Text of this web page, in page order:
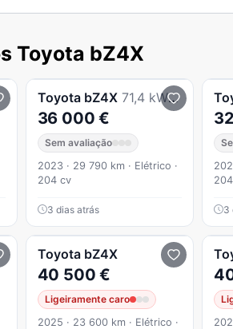
Toyota bZ4X
Toyota bZ4X 71,4 kWh Premium Limited
36 000 €
Sem avaliação
2023 · 29 790 km · Elétrico ·
204 cv
3 dias atrás 3
Toyota bZ4X
40 500 €
Ligeiramente caro
2025 · 23 600 km · Elétrico ·